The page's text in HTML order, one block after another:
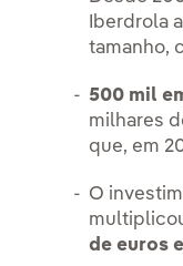
Iberdrola
tamanho,
500 mil
milhares
que, em
O
de euros